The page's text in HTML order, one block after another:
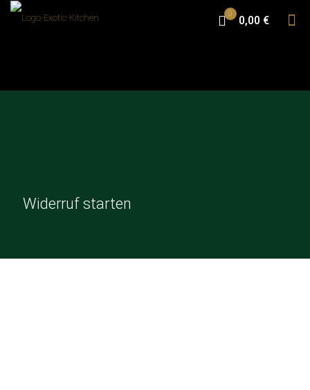
0
0,00 €
Widerruf starten